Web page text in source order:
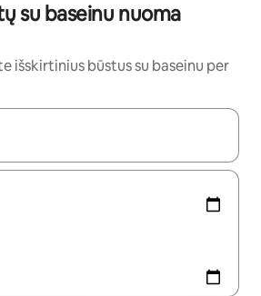
su baseinu nuoma
išskirtinius būstus su baseinu per
rezultatai, juos naršyti galite